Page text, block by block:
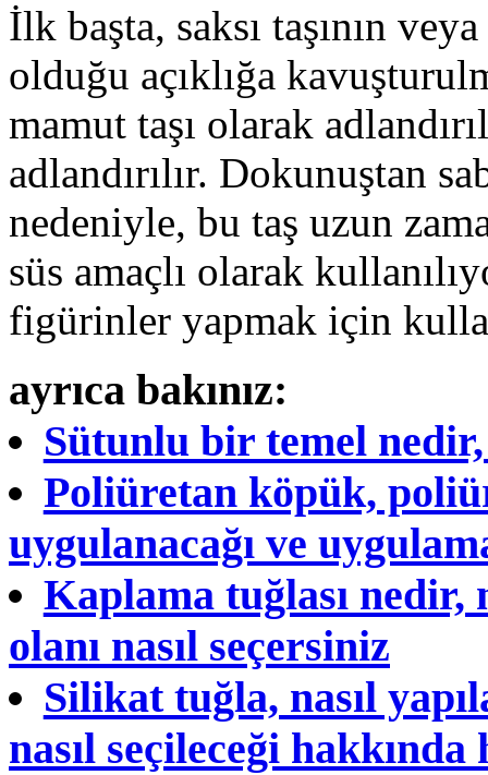
İlk başta, saksı taşının
olduğu açıklığa
mamut taşı olarak
adlandırılır. Dokunuştan
nedeniyle, bu taş uzun
süs amaçlı olarak
figürinler yapmak için
ayrıca bakınız:
Sütunlu bir temel
Poliüretan köpük,
uygulanacağı ve
Kaplama tuğlası nedir,
olanı nasıl seçersiniz
Silikat tuğla, nasıl
nasıl seçileceği hakkında